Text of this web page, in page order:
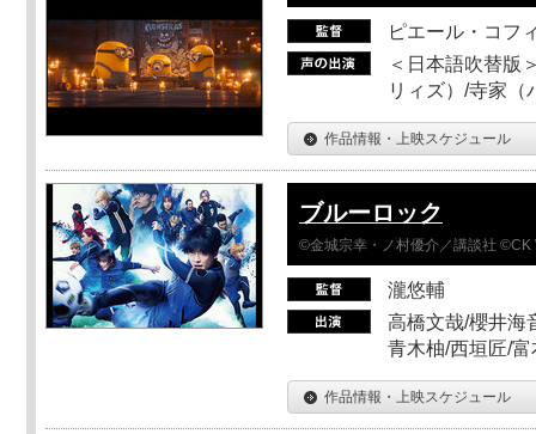
ピエール・コフ
＜日本語吹替版
リィズ）/寺家（
作品情報・上映スケジュール
ブルーロック
©金城宗幸・ノ村優介／講談社 ©CK
瀧悠輔
高橋文哉/櫻井海
青木柚/西垣匠/
作品情報・上映スケジュール